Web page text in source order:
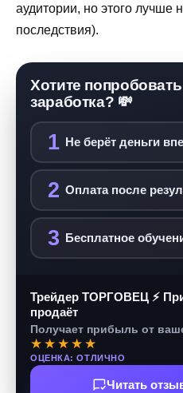
аудитории, но этого лучше
последствия).
Хотите
заработка? 💸
1 Не берёт деньги
2 Оплата после
3 Бесплатное
Трейдер ТОРГОВЕЦ ⚡
продаёт
Получает прибыль от
★★★★★
ОЦЕНКА: ОТЛИЧНО
Читать